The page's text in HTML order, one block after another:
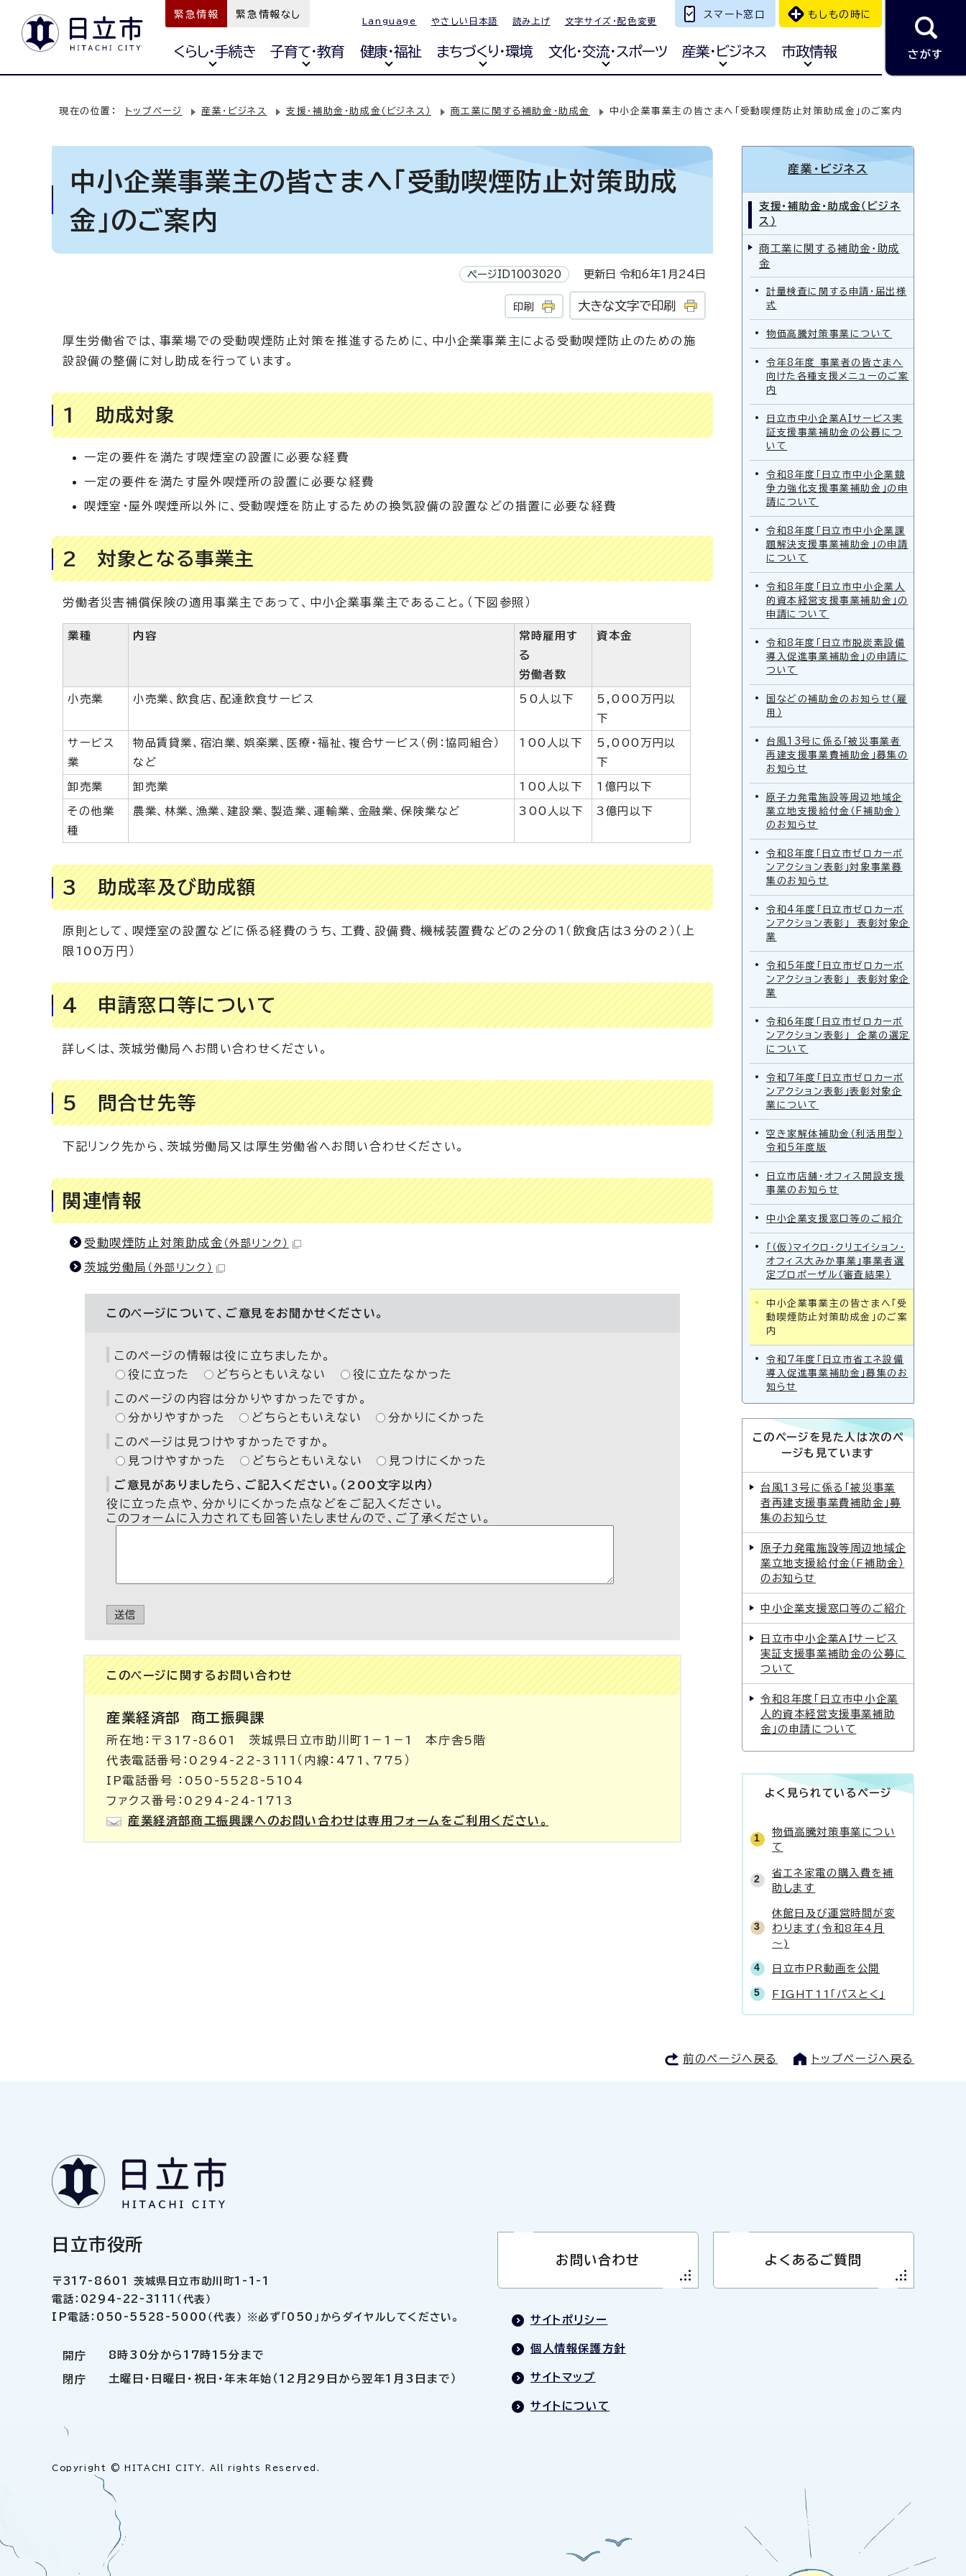
緊急情報 緊急情報なし
Language やさしい日本語 読み上げ 文字サイズ・配色変更
スマート窓口 もしもの時に
くらし・手続き 子育て・教育 健康・福祉 まちづくり・環境 文化・交流・スポーツ 産業・ビジネス 市政情報 さがす
現在の位置： トップページ 産業・ビジネス 支援・補助金・助成金（ビジネス） 商工業に関する補助金・助成金 中小企業事業主の皆さまへ「受動喫煙防止対策助成金」のご案内
中小企業事業主の皆さまへ「受動喫煙防止対策助成
金」のご案内
ページID1003020 更新日 令和6年1月24日
印刷 大きな文字で印刷
厚生労働省では、事業場での受動喫煙防止対策を推進するために、中小企業事業主による受動喫煙防止のための施
設設備の整備に対し助成を行っています。
1 助成対象
一定の要件を満たす喫煙室の設置に必要な経費
一定の要件を満たす屋外喫煙所の設置に必要な経費
喫煙室・屋外喫煙所以外に、受動喫煙を防止するための換気設備の設置などの措置に必要な経費
2 対象となる事業主
労働者災害補償保険の適用事業主であって、中小企業事業主であること。（下図参照）
業種 内容
常時雇用す
る
労働者数
資本金
小売業 小売業、飲食店、配達飲食サービス 50人以下
5,000万円以
下
サービス
業
物品賃貸業、宿泊業、娯楽業、医療・福祉、複合サービス（例：協同組合）
など
100人以下
5,000万円以
下
卸売業 卸売業 100人以下 1億円以下
その他業
種
農業、林業、漁業、建設業、製造業、運輸業、金融業、保険業など 300人以下 3億円以下
3 助成率及び助成額
原則として、喫煙室の設置などに係る経費のうち、工費、設備費、機械装置費などの2分の1（飲食店は3分の2）（上
限100万円）
4 申請窓口等について
詳しくは、茨城労働局へお問い合わせください。
5 問合せ先等
下記リンク先から、茨城労働局又は厚生労働省へお問い合わせください。
関連情報
受動喫煙防止対策助成金 （外部リンク）
茨城労働局 （外部リンク）
このページについて、ご意見をお聞かせください。
このページの情報は役に立ちましたか。
役に立った
どちらともいえない 役に立たなかった
このページの内容は分かりやすかったですか。
分かりやすかった
どちらともいえない 分かりにくかった
このページは見つけやすかったですか。
見つけやすかった
どちらともいえない 見つけにくかった
ご意見がありましたら、ご記入ください。（200文字以内）
役に立った点や、分かりにくかった点などをご記入ください。
このフォームに入力されても回答いたしませんので、ご了承ください。
送信
このページに関する お問い合わせ
産業経済部 商工振興課
所在地：〒317-8601 茨城県日立市助川町1－1－1 本庁舎5階
代表電話番号：0294-22-3111（内線：471、775）
IP電話番号 ：050-5528-5104
ファクス番号：0294-24-1713
産業経済部商工振興課へのお問い合わせは専用フォームをご利用ください。
産業・ビジネス
支援・補助金・助成金（ビジネ
ス）
商工業に関する補助金・助成
金
計量検査に関する申請・届出様
式
物価高騰対策事業について
令年8年度 事業者の皆さまへ
向けた各種支援メニューのご案
内
日立市中小企業AIサービス実
証支援事業補助金の公募につ
いて
令和8年度「日立市中小企業競
争力強化支援事業補助金」の申
請について
令和8年度「日立市中小企業課
題解決支援事業補助金」の申請
について
令和8年度「日立市中小企業人
的資本経営支援事業補助金」の
申請について
令和8年度「日立市脱炭素設備
導入促進事業補助金」の申請に
ついて
国などの補助金のお知らせ（雇
用）
台風13号に係る「被災事業者
再建支援事業費補助金」募集の
お知らせ
原子力発電施設等周辺地域企
業立地支援給付金（F補助金）
のお知らせ
令和8年度「日立市ゼロカーボ
ンアクション表彰」対象事業募
集のお知らせ
令和4年度「日立市ゼロカーボ
ンアクション表彰」 表彰対象企
業
令和5年度「日立市ゼロカーボ
ンアクション表彰」 表彰対象企
業
令和6年度「日立市ゼロカーボ
ンアクション表彰」 企業の選定
について
令和7年度「日立市ゼロカーボ
ンアクション表彰」表彰対象企
業について
空き家解体補助金（利活用型）
令和5年度版
日立市店舗・オフィス開設支援
事業のお知らせ
中小企業支援窓口等のご紹介
「（仮）マイクロ・クリエイション・
オフィス大みか事業」事業者選
定プロポーザル（審査結果）
中小企業事業主の皆さまへ「受
動喫煙防止対策助成金」のご案
内
令和7年度「日立市省エネ設備
導入促進事業補助金」募集のお
知らせ
このページを見た人は次のペ
ージも見ています
台風13号に係る「被災事業
者再建支援事業費補助金」募
集のお知らせ
原子力発電施設等周辺地域企
業立地支援給付金（F補助金）
のお知らせ
中小企業支援窓口等のご紹介
日立市中小企業AIサービス
実証支援事業補助金の公募に
ついて
令和8年度「日立市中小企業
人的資本経営支援事業補助
金」の申請について
よく見られているページ
物価高騰対策事業につい
て
省エネ家電の購入費を補
助します
休館日及び運営時間が変
わります(令和8年4月
～)
日立市PR動画を公開
FIGHT11「パスとく」
前のページへ戻る トップページへ戻る
日立市役所
〒317-8601 茨城県日立市助川町1-1-1
電話：0294-22-3111（代表）
IP電話：050-5528-5000（代表） ※必ず「050」からダイヤルしてください。
開庁 8時30分から17時15分まで
閉庁 土曜日・日曜日・祝日・年末年始（12月29日から翌年1月3日まで）
お問い合わせ よくあるご質問
サイトポリシー
個人情報保護方針
サイトマップ
サイトについて
Copyright © HITACHI CITY. All rights Reserved.